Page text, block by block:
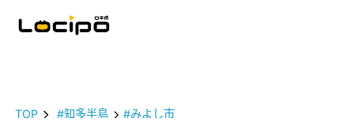
TOP #知多半島 #みよし市